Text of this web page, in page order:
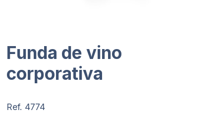
Funda de vino
corporativa
Ref. 4774